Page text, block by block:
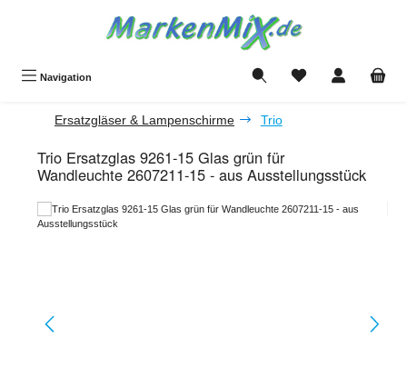
Navigation Du hast 0 Produkte
Ersatzgläser & Lampenschirme Trio
Trio Ersatzglas 9261-15 Glas grün für
Wandleuchte 2607211-15 - aus Ausstellungsstück
Bildergalerie überspringen